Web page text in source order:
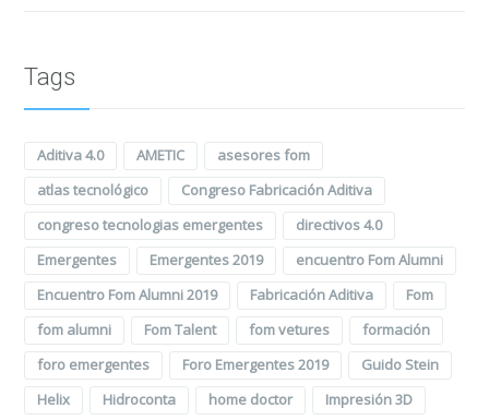
Tags
Aditiva 4.0 AMETIC
asesores fom
atlas tecnológico
Congreso Fabricación Aditiva
congreso tecnologias emergentes
directivos 4.0
Emergentes
Emergentes 2019
encuentro Fom Alumni
Encuentro Fom Alumni 2019
Fabricación Aditiva
Fom
fom alumni
Fom Talent fom vetures
formación
foro emergentes
Foro Emergentes 2019
Guido Stein
Helix
Hidroconta home doctor Impresión 3D